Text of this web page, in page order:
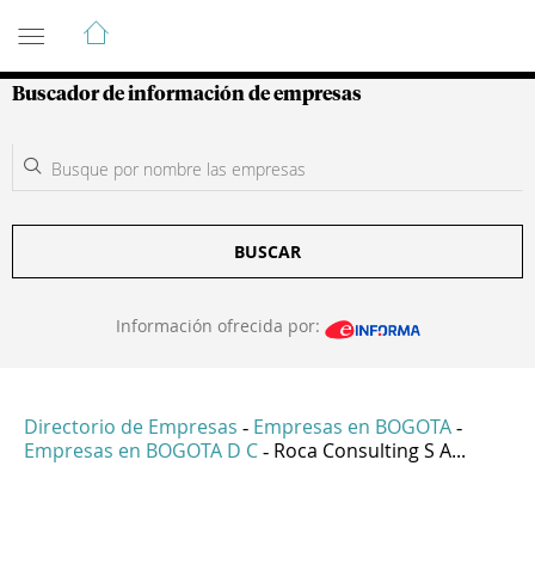
Guía de Empresas Colombianas
Buscador de información de empresas
BUSCAR
Información ofrecida por:
Directorio de Empresas - Empresas en BOGOTA -
Empresas en BOGOTA D C - Roca Consulting S A...